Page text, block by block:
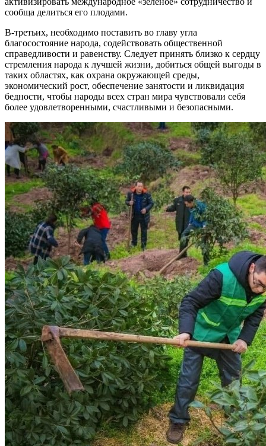
сообща делиться его плодами.
В-третьих, необходимо поставить во главу угла
благосостояние народа, содействовать общественной
справедливости и равенству. Следует принять близко к сердцу
стремления народа к лучшей жизни, добиться общей выгоды в
таких областях, как охрана окружающей среды,
экономический рост, обеспечение занятости и ликвидация
бедности, чтобы народы всех стран мира чувствовали себя
более удовлетворенными, счастливыми и безопасными.